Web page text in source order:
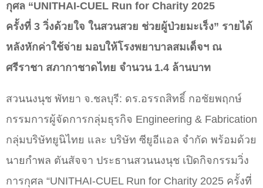
กุศล “UNITHAI-CUEL Run for Charity 2025
ครั้งที่ 3 วิ่งด้วยใจ ในสวนสวย ช่วยผู้ป่วยมะเร็ง” รายได้
หลังหักค่าใช้จ่าย มอบให้โรงพยาบาลสมเด็จฯ ณ
ศรีราชา สภากาชาดไทย จำนวน 1.4 ล้านบาท
สวนนงนุช พัทยา จ.ชลบุรี: ดร.อรรถสิทธิ์ กอชัยพฤกษ์
กรรมการผู้จัดการกลุ่มธุรกิจ Engineering & Fabrication
กลุ่มบริษัทยูนิไทย และ บริษัท ซียูอีแอล จำกัด พร้อมด้วย
นายกำพล ตันสัจจา ประธานสวนนงนุช เปิดกิจกรรมวิ่ง
การกุศล “UNITHAI-CUEL Run for Charity 2025 ครั้งที่